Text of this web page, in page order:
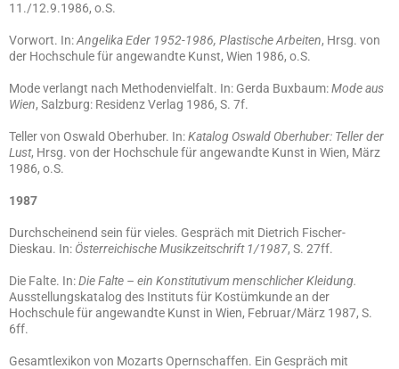
11./12.9.1986, o.S.
Vorwort. In:Angelika Eder 1952-1986, Plastische Arbeiten, Hrsg. von
der Hochschule für angewandte Kunst, Wien 1986, o.S.
Mode verlangt nach Methodenvielfalt. In: Gerda Buxbaum:Mode aus
Wien, Salzburg: Residenz Verlag 1986, S. 7f.
Teller von Oswald Oberhuber. In:Katalog Oswald Oberhuber: Teller der
Lust, Hrsg. von der Hochschule für angewandte Kunst in Wien, März
1986, o.S.
1987
Durchscheinend sein für vieles. Gespräch mit Dietrich Fischer-
Dieskau. In: Österreichische Musikzeitschrift 1/1987, S. 27ff.
Die Falte. In:Die Falte – ein Konstitutivum menschlicher Kleidung.
Ausstellungskatalog des Instituts für Kostümkunde an der
Hochschule für angewandte Kunst in Wien, Februar/März 1987, S.
6ff.
Gesamtlexikon von Mozarts Opernschaffen. Ein Gespräch mit